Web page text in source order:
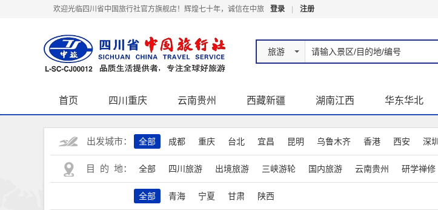
欢迎光临四川省中国旅行社官方旗舰店！辉煌七十年，诚信在中旅 登录 注册
旅游
首页 四川重庆 云南贵州 西藏新疆 湖南江西 华东华北
关于我们
出发城市：
全部 成都 重庆 台北 宜昌 昆明 乌鲁木齐 香港 西安 深圳
目 的 地： 全部 四川旅游 出境旅游 三峡游轮 国内旅游 云南贵州 研学禅修
全部 青海 宁夏 甘肃 陕西